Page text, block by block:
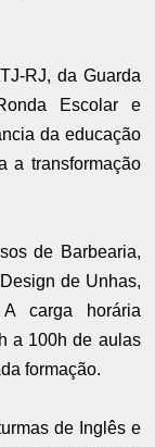
RJ, da Guarda
Escolar e
da educação
a transformação
de Barbearia,
de Unhas,
A carga horária
a 100h de aulas
formação.
de Inglês e